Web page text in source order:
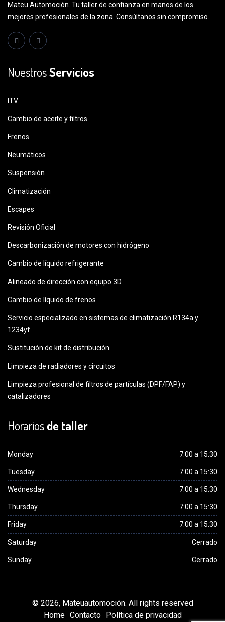
Mateu Automoción. Tu taller de confianza en manos de los
mejores profesionales de la zona. Consúltanos sin compromiso.
NuestrosServicios
ITV
Cambio de aceite y filtros
Frenos
Neumáticos
Suspensión
Climatización
Escapes
Revisión Oficial
Descarbonización de motores con hidrógeno
Cambio de líquido refrigerante
Alineado de dirección con equipo 3D
Cambio de líquido de frenos
Servicio especializado en sistemas de climatización R134a y
1234yf
Sustitución de kit de distribución
Limpieza de radiadores y circuitos
Limpieza profesional de filtros de partículas (DPF/FAP) y
catalizadores
Horariosde taller
Monday 7:00 a 15:30
Tuesday 7:00 a 15:30
Wednesday 7:00 a 15:30
Thursday 7:00 a 15:30
Friday 7:00 a 15:30
Saturday Cerrado
Sunday Cerrado
© 2026, Mateuautomoción. All rights reserved
Home Contacto Política de privacidad